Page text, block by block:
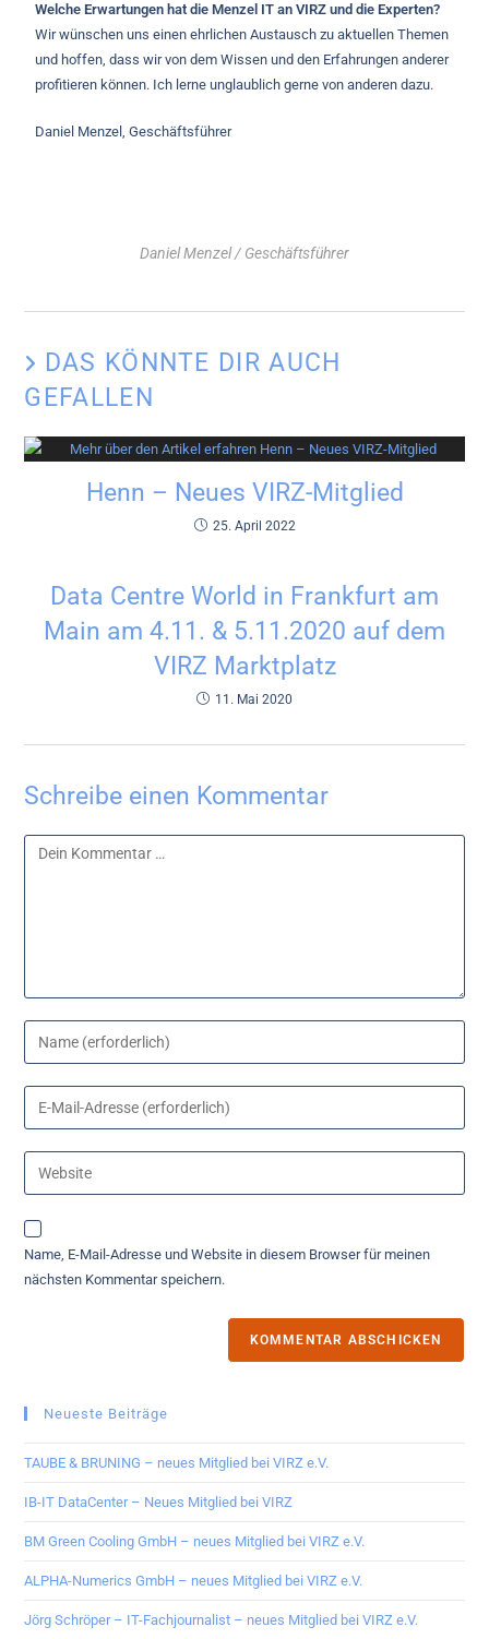
Welche Erwartungen hat die Menzel IT an VIRZ und die Experten?
Wir wünschen uns einen ehrlichen Austausch zu aktuellen Themen
und hoffen, dass wir von dem Wissen und den Erfahrungen anderer
profitieren können. Ich lerne unglaublich gerne von anderen dazu.
Daniel Menzel, Geschäftsführer
Daniel Menzel / Geschäftsführer
DAS KÖNNTE DIR AUCH
GEFALLEN
Henn – Neues VIRZ-Mitglied
25. April 2022
Data Centre World in Frankfurt am
Main am 4.11. & 5.11.2020 auf dem
VIRZ Marktplatz
11. Mai 2020
Schreibe einen Kommentar
Name, E-Mail-Adresse und Website in diesem Browser für meinen
nächsten Kommentar speichern.
Neueste Beiträge
TAUBE & BRUNING – neues Mitglied bei VIRZ e.V.
IB-IT DataCenter – Neues Mitglied bei VIRZ
BM Green Cooling GmbH – neues Mitglied bei VIRZ e.V.
ALPHA-Numerics GmbH – neues Mitglied bei VIRZ e.V.
Jörg Schröper – IT-Fachjournalist – neues Mitglied bei VIRZ e.V.